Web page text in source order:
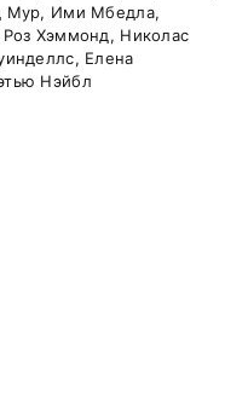
Мур, Ими Мбедла,
Хэммонд, Николас
Елена
Нэйбл